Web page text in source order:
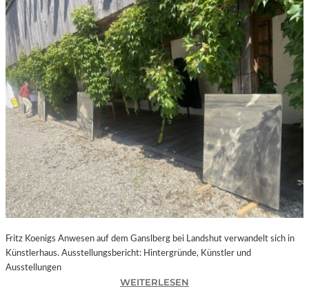
Fritz Koenigs Anwesen auf dem Ganslberg bei Landshut verwandelt sich in
Künstlerhaus. Ausstellungsbericht: Hintergründe, Künstler und
Ausstellungen
WEITERLESEN